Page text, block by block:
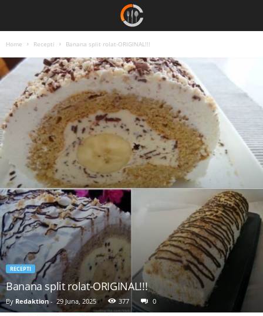
Home Recepti Banana split rolat-ORIGINAL!!!
RECEPTI
Banana split rolat-ORIGINAL!!!
By Redaktion - 29 Juna, 2025 377 0